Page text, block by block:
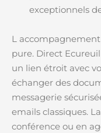
exceptionnels
L
pure. Direct
un lien étroit avec
échanger des
messagerie
emails classiques.
conférence ou en